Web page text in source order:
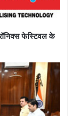
फेस्टिवल के